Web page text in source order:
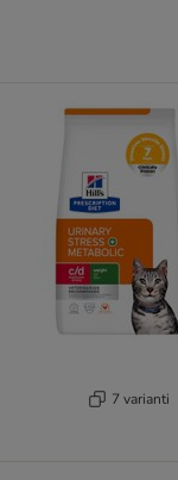
7 varianti